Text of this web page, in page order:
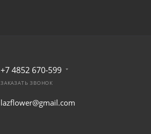
+7 4852 670-599
ЗАКАЗАТЬ ЗВОНОК
lazflower@gmail.com